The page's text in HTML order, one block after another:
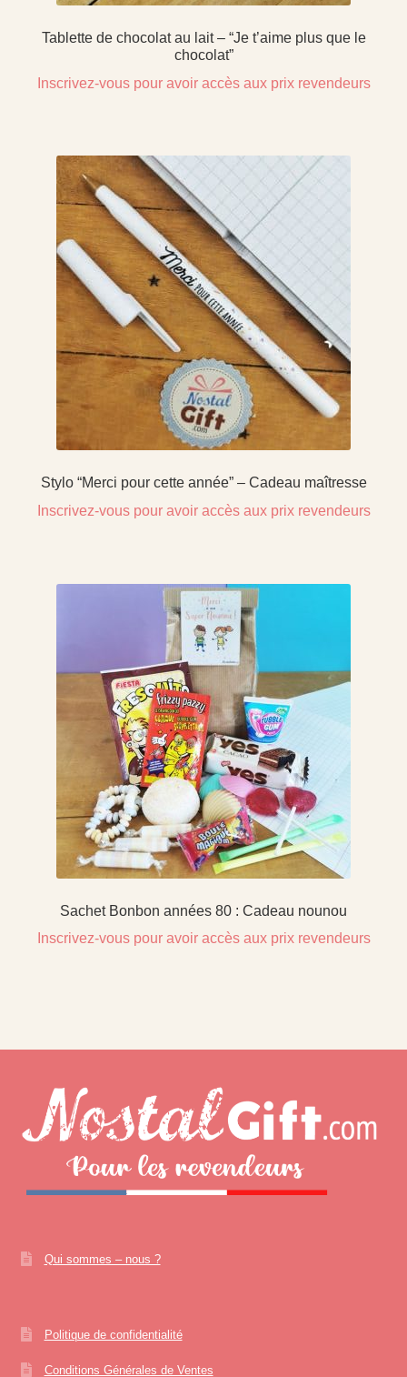
Tablette de chocolat au lait – “Je t’aime plus que le
chocolat”
Inscrivez-vous pour avoir accès aux prix revendeurs
Stylo “Merci pour cette année” – Cadeau maîtresse
Inscrivez-vous pour avoir accès aux prix revendeurs
Sachet Bonbon années 80 : Cadeau nounou
Inscrivez-vous pour avoir accès aux prix revendeurs
Qui sommes – nous ?
Politique de confidentialité
Conditions Générales de Ventes